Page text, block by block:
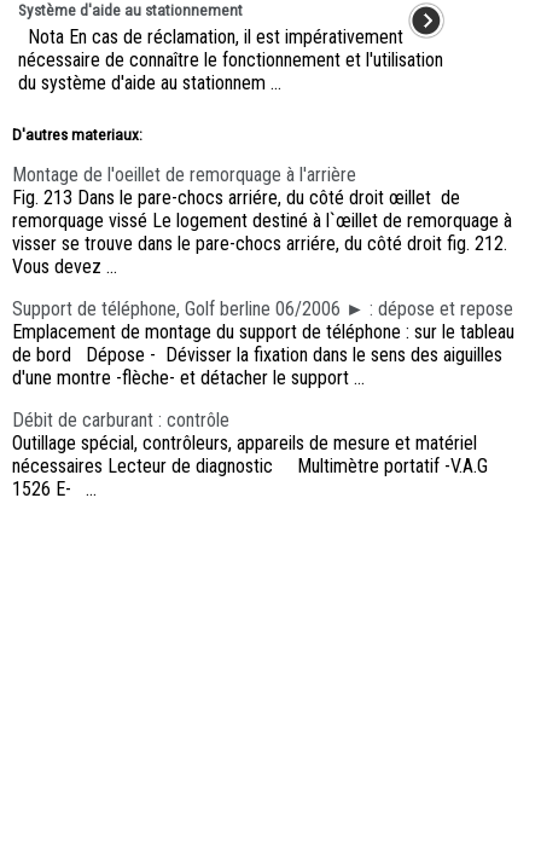
Système d'aide au stationnement
Nota En cas de réclamation, il est impérativement
nécessaire de connaître le fonctionnement et l'utilisation
du système d'aide au stationnem ...
D'autres materiaux:
Montage de l'oeillet de remorquage à l'arrière
Fig. 213 Dans le pare-chocs arriére, du côté droit œillet de
remorquage vissé Le logement destiné à l`œillet de remorquage à
visser se trouve dans le pare-chocs arriére, du côté droit fig. 212.
Vous devez ...
Support de téléphone, Golf berline 06/2006 ► : dépose et repose
Emplacement de montage du support de téléphone : sur le tableau
de bord Dépose - Dévisser la fixation dans le sens des aiguilles
d'une montre -flèche- et détacher le support ...
Débit de carburant : contrôle
Outillage spécial, contrôleurs, appareils de mesure et matériel
nécessaires Lecteur de diagnostic Multimètre portatif -V.A.G
1526 E- ...